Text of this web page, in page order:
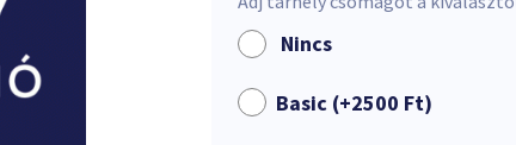
Nincs
Basic (+2500 Ft)